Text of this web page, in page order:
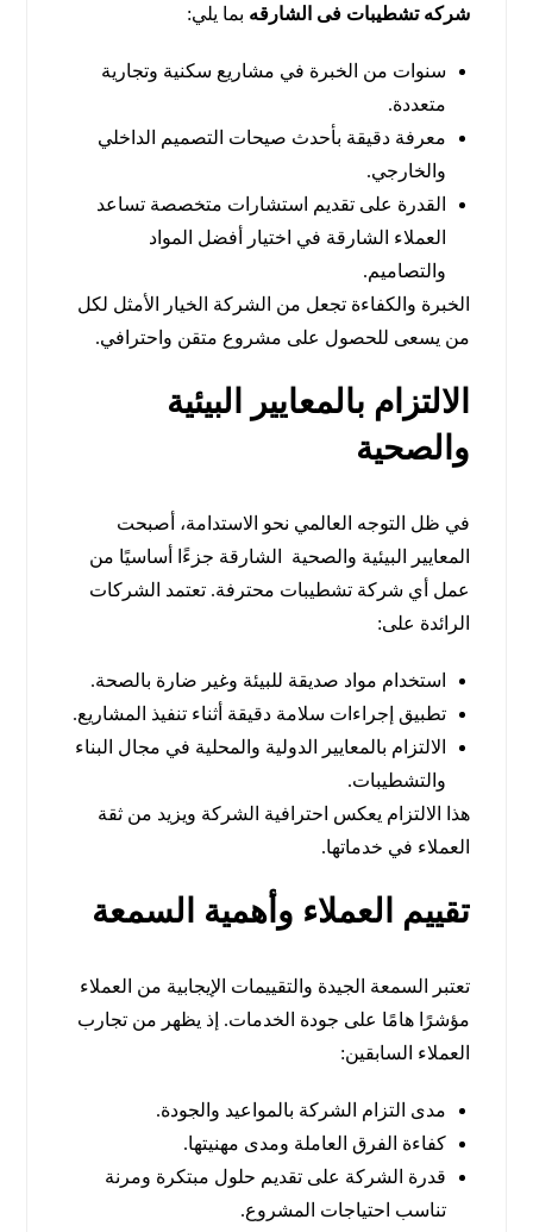
شركه تشطيبات فى الشارقه بما يلي:
سنوات من الخبرة في مشاريع سكنية وتجارية
متعددة.
معرفة دقيقة بأحدث صيحات التصميم الداخلي
والخارجي.
القدرة على تقديم استشارات متخصصة تساعد
العملاء الشارقة في اختيار أفضل المواد
والتصاميم.
الخبرة والكفاءة تجعل من الشركة الخيار الأمثل لكل
من يسعى للحصول على مشروع متقن واحترافي.
الالتزام بالمعايير البيئية
والصحية
في ظل التوجه العالمي نحو الاستدامة، أصبحت
المعايير البيئية والصحية الشارقة جزءًا أساسيًا من
عمل أي شركة تشطيبات محترفة. تعتمد الشركات
الرائدة على:
استخدام مواد صديقة للبيئة وغير ضارة بالصحة.
تطبيق إجراءات سلامة دقيقة أثناء تنفيذ المشاريع.
الالتزام بالمعايير الدولية والمحلية في مجال البناء
والتشطيبات.
هذا الالتزام يعكس احترافية الشركة ويزيد من ثقة
العملاء في خدماتها.
تقييم العملاء وأهمية السمعة
تعتبر السمعة الجيدة والتقييمات الإيجابية من العملاء
مؤشرًا هامًا على جودة الخدمات. إذ يظهر من تجارب
العملاء السابقين:
مدى التزام الشركة بالمواعيد والجودة.
كفاءة الفرق العاملة ومدى مهنيتها.
قدرة الشركة على تقديم حلول مبتكرة ومرنة
تناسب احتياجات المشروع.